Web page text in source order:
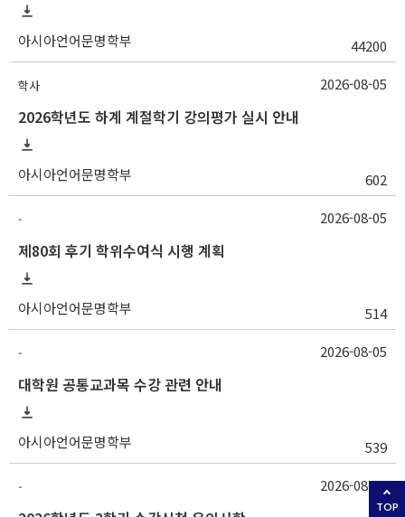
아시아언어문명학부 44200
학사
2026학년도 하계 계절학기 강의평가 실시 안내
아시아언어문명학부 602
2026-08-05
-
제80회 후기 학위수여식 시행 계획
아시아언어문명학부 514
2026-08-05
-
대학원 공통교과목 수강 관련 안내
아시아언어문명학부 539
2026-08-05
- 2026-08-03
TOP